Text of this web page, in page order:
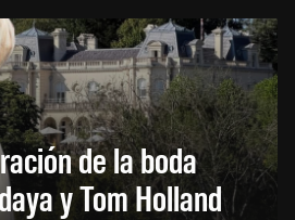
de la boda
y Tom Holland